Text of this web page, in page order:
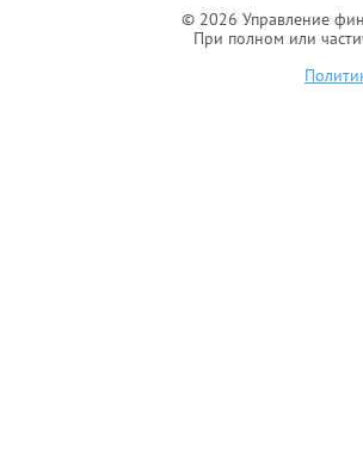
© 2026 Управление
При полном или